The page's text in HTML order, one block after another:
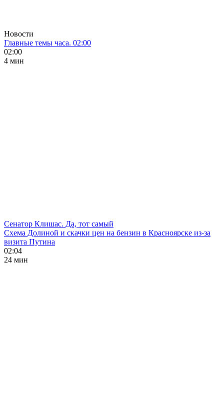
Новости
Главные темы часа. 02:00
02:00
4 мин
Сенатор Клишас. Да, тот самый
Схема Долиной и скачки цен на бензин в Красноярске из-за
визита Путина
02:04
24 мин